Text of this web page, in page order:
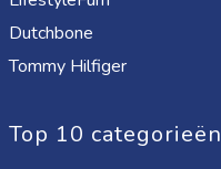
Dutchbone
Tommy Hilfiger
Top 10 categorieën